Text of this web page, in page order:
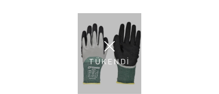
TÜKENDİ